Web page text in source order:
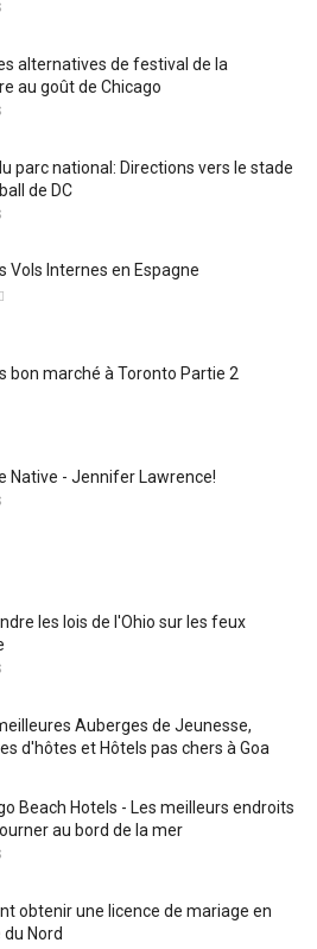
alternatives de festival de la
au goût de Chicago
parc national: Directions vers le stade
de DC
Vols Internes en Espagne
bon marché à Toronto Partie 2
Native - Jennifer Lawrence!
les lois de l'Ohio sur les feux
Auberges de Jeunesse,
d'hôtes et Hôtels pas chers à Goa
Beach Hotels - Les meilleurs endroits
au bord de la mer
obtenir une licence de mariage en
Nord